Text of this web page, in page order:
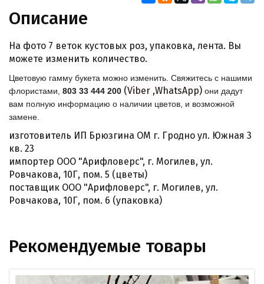
Описание
На фото 7 веток кустовых роз, упаковка, лента. Вы
можете изменить количество.
Цветовую гамму букета можно изменить. Свяжитесь с нашими
флористами, 803 33 444 200 (Viber ,WhatsApp) они дадут
вам полную информацию о наличии цветов, и возможной
замене.
изготовитель ИП Брюзгина ОМ г. Гродно ул. Южная 3
кв. 23
импортер ООО "Арифловерс", г. Могилев, ул.
Ровчакова, 10Г, пом. 5 (цветы)
поставщик ООО "Арифловерс", г. Могилев, ул.
Ровчакова, 10Г, пом. 6 (упаковка)
Рекомендуемые товары